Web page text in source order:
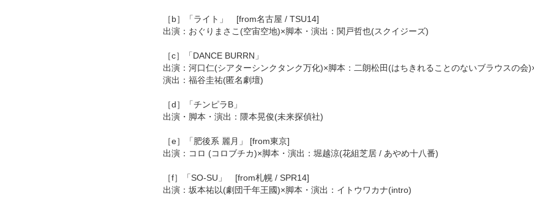
［b］「ライト」 [from名古屋 / TSU14]
出演：おぐりまさこ(空宙空地)×脚本・演出：関戸哲也(スクイジーズ)
［c］「DANCE BURRN」
出演：河口仁(シアターシンクタンク万化)×脚本：二朗松田(はちきれることのないブラウスの会
演出：福谷圭祐(匿名劇壇)
［d］「チンピラB」
出演・脚本・演出：隈本晃俊(未来探偵社)
［e］「肥後系 麗月」 [from東京]
出演：コロ (コロブチカ)×脚本・演出：堀越涼(花組芝居 / あやめ十八番)
［f］「SO-SU」 [from札幌 / SPR14]
出演：坂本祐以(劇団千年王國)×脚本・演出：イトウワカナ(intro)